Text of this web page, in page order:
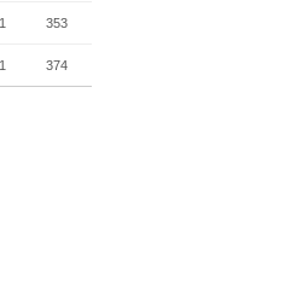
353
374